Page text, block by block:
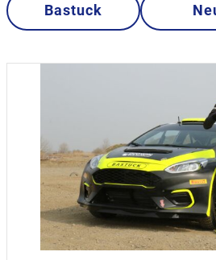
Bastuck